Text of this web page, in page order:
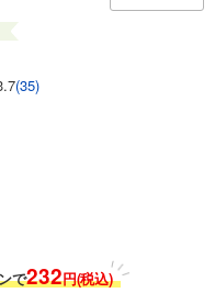
(35)
で232円(税込)